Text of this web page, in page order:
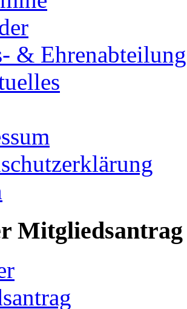
& Ehrenabteilung
Mitgliedsantrag